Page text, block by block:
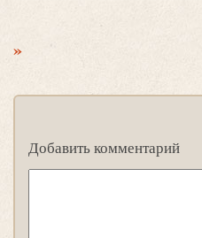
»
Добавить комментарий